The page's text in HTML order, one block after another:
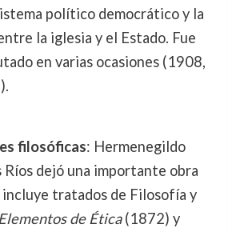
político democrático y la
la iglesia y el Estado. Fue
en varias ocasiones (1908,
filosóficas: Hermenegildo
Ríos dejó una importante obra
tratados de Filosofía y
de Ética(1872) y